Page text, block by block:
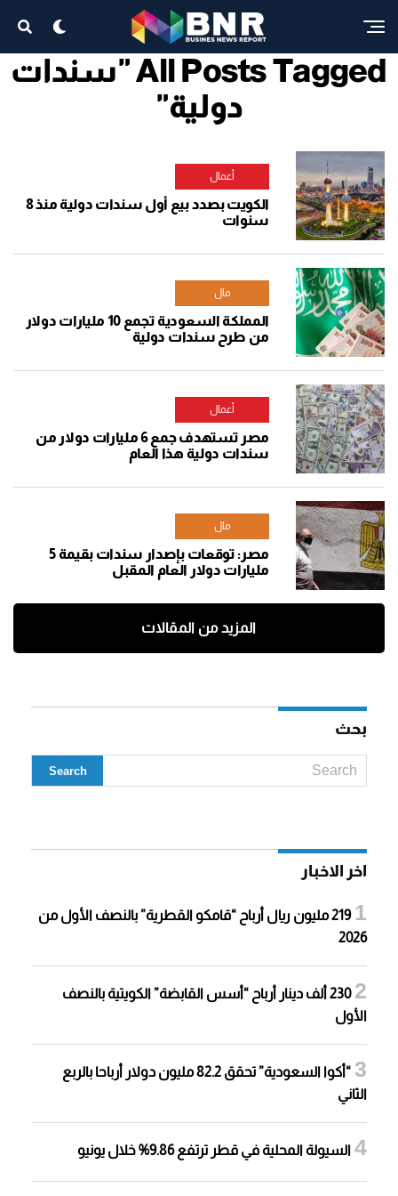
All Posts Tagged "سندات
دولية"
أعمال
الكويت بصدد بيع أول سندات دولية منذ 8
سنوات
مال
المملكة السعودية تجمع 10 مليارات دولار
من طرح سندات دولية
أعمال
مصر تستهدف جمع 6 مليارات دولار من
سندات دولية هذا العام
مال
مصر: توقعات بإصدار سندات بقيمة 5
مليارات دولار العام المقبل
المزيد من المقالات
بحث
اخر الاخبار
219 مليون ريال أرباح “قامكو القطرية” بالنصف الأول من
2026
230 ألف دينار أرباح “أسس القابضة” الكويتية بالنصف
الأول
“أكوا السعودية” تحقق 82.2 مليون دولار أرباحا بالربع
الثاني
السيولة المحلية في قطر ترتفع 9.86% خلال يونيو